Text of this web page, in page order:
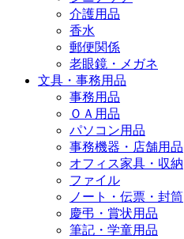
介護用品
香水
郵便関係
老眼鏡・メガネ
文具・事務用品
事務用品
ＯＡ用品
パソコン用品
事務機器・店舗用品
オフィス家具・収納
ファイル
ノート・伝票・封筒
慶弔・賞状用品
筆記・学童用品